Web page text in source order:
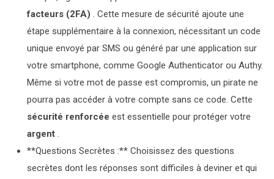
facteurs (2FA) . Cette mesure de sécurité ajoute une
étape supplémentaire à la connexion, nécessitant un code
unique envoyé par SMS ou généré par une application sur
votre smartphone, comme Google Authenticator ou Authy.
Même si votre mot de passe est compromis, un pirate ne
pourra pas accéder à votre compte sans ce code. Cette
sécurité renforcée est essentielle pour protéger votre
argent .
**Questions Secrètes :** Choisissez des questions
secrètes dont les réponses sont difficiles à deviner et qui